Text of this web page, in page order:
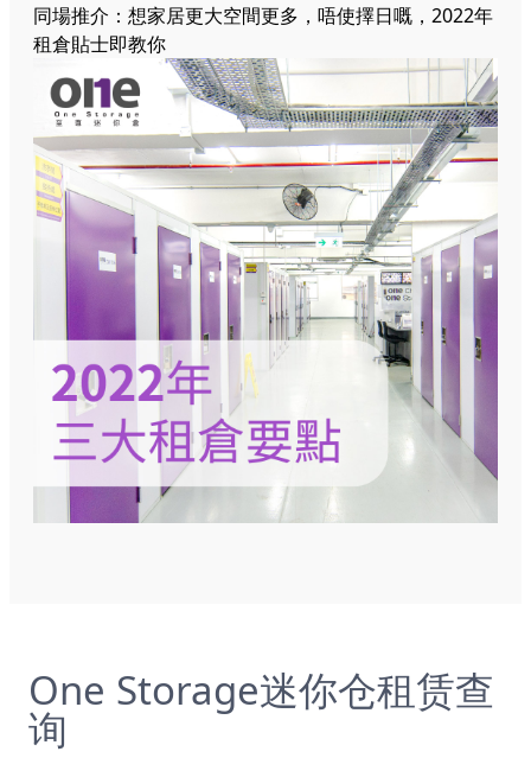
同場推介：想家居更大空間更多，唔使擇日嘅，2022年
租倉貼士即教你
One Storage迷你仓租赁查
询